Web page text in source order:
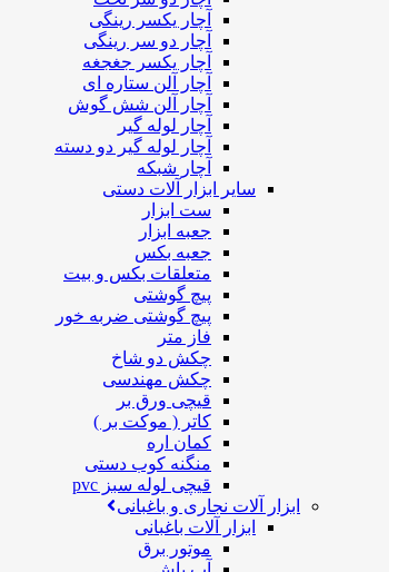
آچار یکسر رینگی
آچار دو سر رینگی
آچار یکسر جغجغه
آچار آلن ستاره ای
آچار آلن شش گوش
آچار لوله گیر
آچار لوله گیر دو دسته
آچار شبکه
سایر ابزار آلات دستی
ست ابزار
جعبه ابزار
جعبه بکس
متعلقات بکس و بیت
پیچ گوشتی
پیچ گوشتی ضربه خور
فاز متر
چکش دو شاخ
چکش مهندسی
قیچی ورق بر
کاتر ( موکت بر )
کمان اره
منگنه کوب دستی
قیچی لوله سبز pvc
ابزار آلات نجاری و باغبانی
ابزار آلات باغبانی
موتور برق